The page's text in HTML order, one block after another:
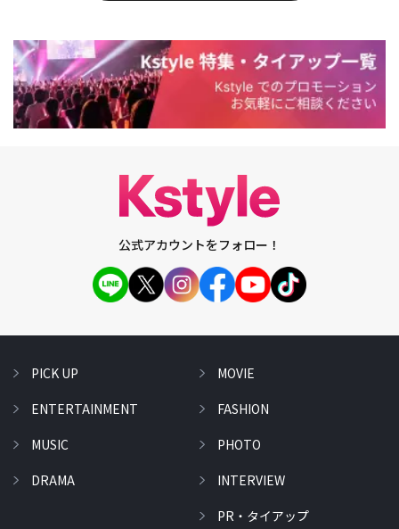
公式アカウントをフォロー！
PICK UP
ENTERTAINMENT
MUSIC
DRAMA
MOVIE
FASHION
PHOTO
INTERVIEW
PR・タイアップ